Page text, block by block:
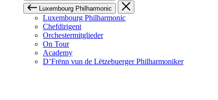
Luxembourg Philharmonic
Luxembourg Philharmonic
Chefdirigent
Orchestermitglieder
On Tour
Academy
D’Frënn vun de Lëtzebuerger Philharmoniker